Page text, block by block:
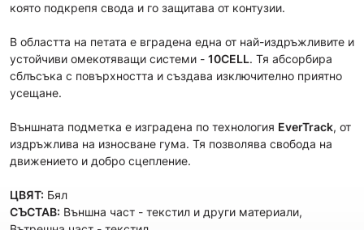
която подкрепя свода и го защитава от контузии.
В областта на петата е вградена една от най-издръжливите и
устойчиви омекотяващи системи - 10CELL. Тя абсорбира
сблъсъка с повърхността и създава изключително приятно
усещане.
Външната подметка е изградена по технология EverTrack, от
издръжлива на износване гума. Тя позволява свобода на
движението и добро сцепление.
ЦВЯТ: Бял
СЪСТАВ: Външна част - текстил и други материали,